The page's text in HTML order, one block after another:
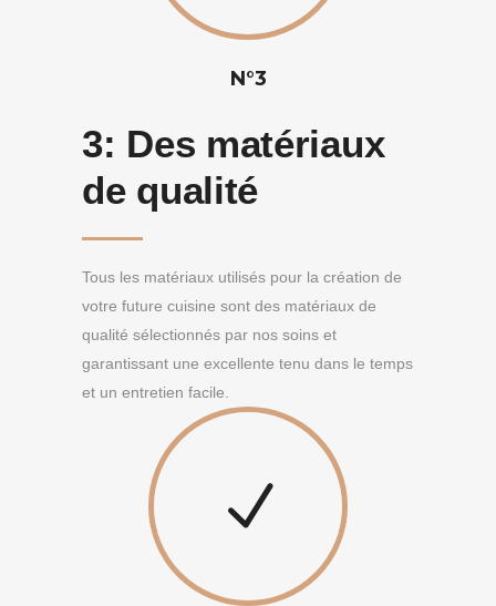
N°3
3: Des matériaux
de qualité
Tous les matériaux utilisés pour la création de
votre future cuisine sont des matériaux de
qualité sélectionnés par nos soins et
garantissant une excellente tenu dans le temps
et un entretien facile.